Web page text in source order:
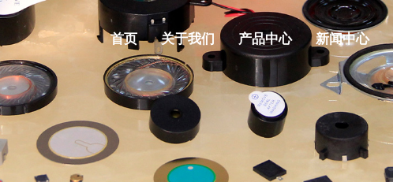
首页 关于我们 产品中心 新闻中心